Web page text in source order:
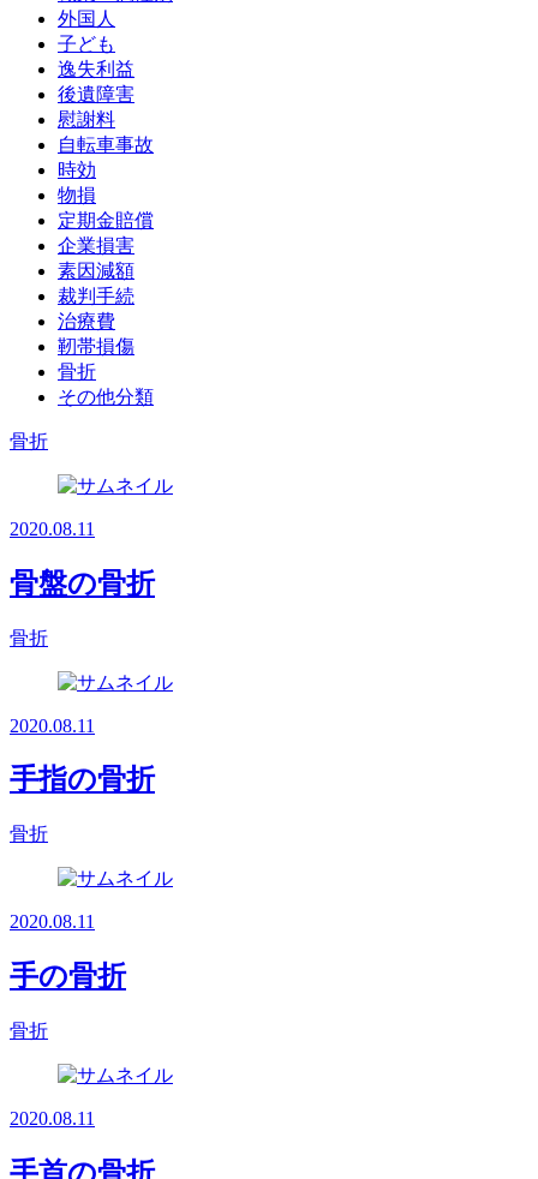
外国人
子ども
逸失利益
後遺障害
慰謝料
自転車事故
時効
物損
定期金賠償
企業損害
素因減額
裁判手続
治療費
靭帯損傷
骨折
その他分類
骨折
2020.08.11
骨盤の骨折
骨折
2020.08.11
手指の骨折
骨折
2020.08.11
手の骨折
骨折
2020.08.11